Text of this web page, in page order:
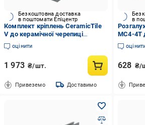
Безкоштовна доставка
в поштомати Епіцентр
Комплект кріплень CeramicTile
V до керамічної черепиці
(2983439610)
оцінити
1 973 ₴/шт.
Привеземо Доставимо
в
MC4-4T
систем
628 ₴/